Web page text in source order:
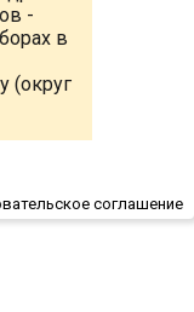
-
в
(округ
соглашение